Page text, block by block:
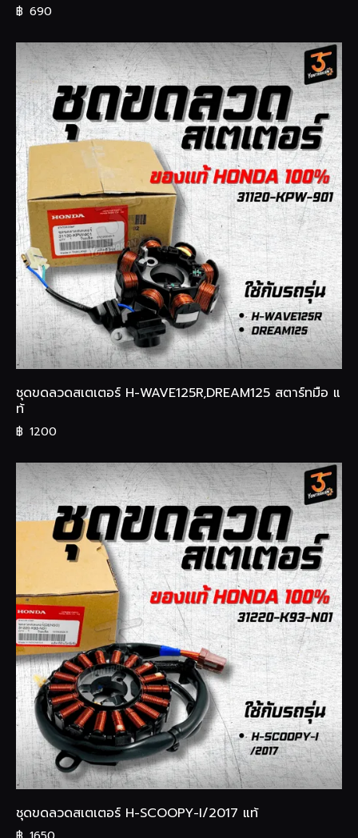
฿ 690
ชุดขดลวดสเตเตอร์ H-WAVE125R,DREAM125 สตาร์ทมือ แ
ท้
฿ 1200
ชุดขดลวดสเตเตอร์ H-SCOOPY-I/2017 แท้